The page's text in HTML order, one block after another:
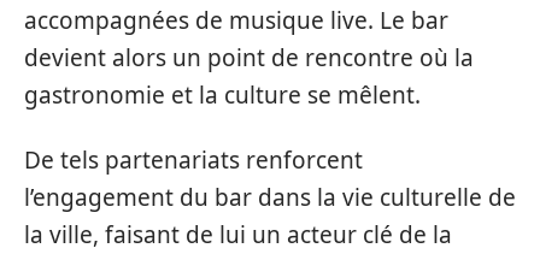
accompagnées de musique live. Le bar
devient alors un point de rencontre où la
gastronomie et la culture se mêlent.
De tels partenariats renforcent
l’engagement du bar dans la vie culturelle de
la ville, faisant de lui un acteur clé de la